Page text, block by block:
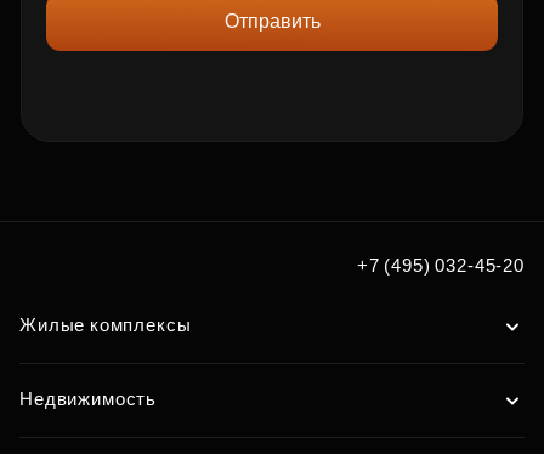
Отправить
+7 (495) 032-45-20
Жилые комплексы
Недвижимость